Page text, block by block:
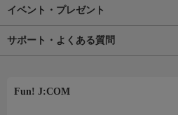
イベント・プレゼント
サポート・よくある質問
Fun! J:COM